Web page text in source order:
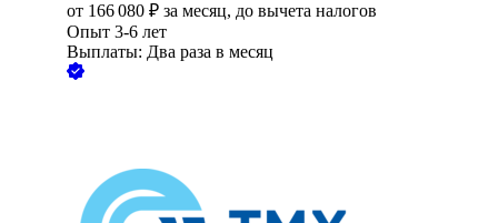
от 166 080 ₽ за месяц, до вычета налогов
Опыт 3-6 лет
Выплаты: Два раза в месяц